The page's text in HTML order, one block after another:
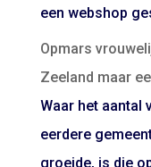
een webshop
Opmars
Zeeland maar
Waar het aantal
eerdere
groeide, is die